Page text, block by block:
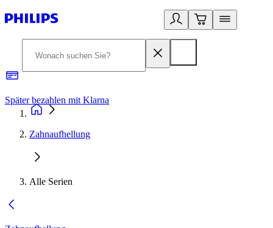
Später bezahlen mit Klarna
Zahnaufhellung
Alle Serien